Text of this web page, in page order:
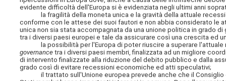
evidente difficoltà dell'Europa si è evidenziata negli ultimi anni
la fragilità della moneta unica e la gravità della attuale
conforme con le attese dei suoi fautori e non abbia considerato le
unica non sia stata accompagnata da una unione politica in grado
tra i diversi paesi europei e tale da assicurare così una crescita ed
la possibilità per l'Europa di poter riuscire a superare l'attuale
governance tra i diversi paesi membri, finalizzata ad un migliore
di intervento finalizzate alla riduzione del debito pubblico e dalla
grado così di evitare recessioni economiche ed atti speculativi;
il trattato sull'Unione europea prevede anche che il Consiglio